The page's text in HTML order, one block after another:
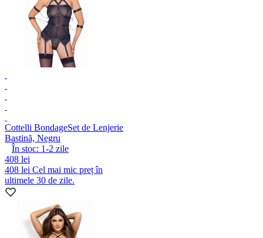
Cottelli BondageSet de Lenjerie
Bastină, Negru
În stoc: 1-2 zile
408 lei
408 lei Cel mai mic preț în
ultimele 30 de zile.